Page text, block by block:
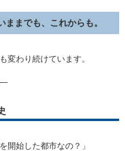
までも、これからも。
変わり続けています。
―
開始した都市なの？」